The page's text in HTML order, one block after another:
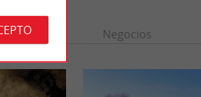
Negocios